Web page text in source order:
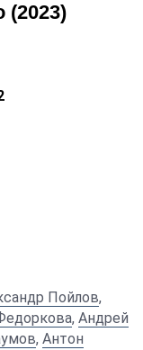
(2023)
Пойлов,
,Андрей
,Антон